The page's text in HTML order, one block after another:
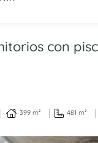
con
399 m² 481 m²